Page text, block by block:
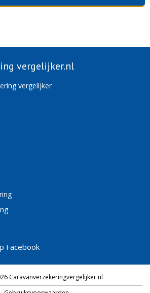
vergelijker.nl
vergelijker
Facebook
Caravanverzekeringvergelijker.nl